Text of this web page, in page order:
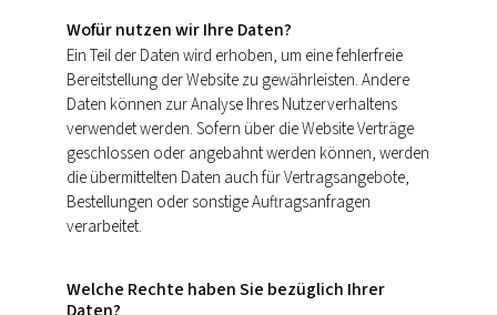
Wofür nutzen wir Ihre Daten?
Ein Teil der Daten wird erhoben, um eine fehlerfreie
Bereitstellung der Website zu gewährleisten. Andere
Daten können zur Analyse Ihres Nutzerverhaltens
verwendet werden. Sofern über die Website Verträge
geschlossen oder angebahnt werden können, werden
die übermittelten Daten auch für Vertragsangebote,
Bestellungen oder sonstige Auftragsanfragen
verarbeitet.
Welche Rechte haben Sie bezüglich Ihrer
Daten?